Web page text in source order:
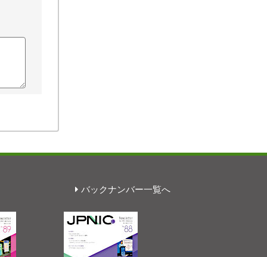
バックナンバー一覧へ